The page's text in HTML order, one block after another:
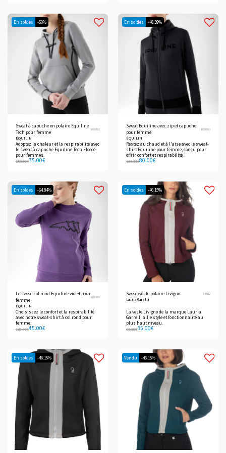
En soldes -50%
Sweat à capuche en polaire Equiline
Tech pour femme
R09852
ÉQUILIN
Adoptez la chaleur et la respirabilité avec
le sweat à capuche Equiline Tech Fleece
pour femmes.
150.00€75.00€
En soldes -48.39%
Sweat Equiline avec zip et capuche
pour femme
R09860
ÉQUILIN
Restez au chaud et à l'aise avec le sweat-
shirt Equiline pour femme, conçu pour
offrir confort et respirabilité.
155.00€80.00€
En soldes -64.84%
Le sweat col rond Equiline violet pour
femme
R09856
ÉQUILIN
Choisissez le confort et la respirabilité
avec notre sweat-shirt à col rond pour
femme.
128.00€45.00€
En soldes -46.15%
Sweat/veste polaire Livigno 14892
Lauria Garelli
La veste Livigno de la marque Lauria
Garrelli allie style et fonctionnalité au
plus haut niveau.
65.00€35.00€
En soldes -46.15% Vendu -46.15%